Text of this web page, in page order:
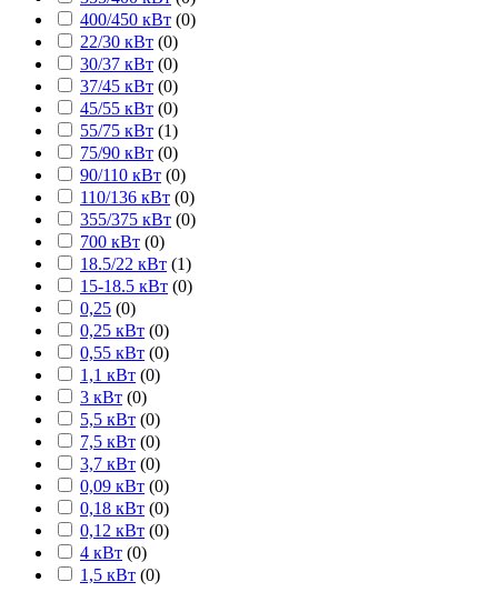
400/450 кВт (0)
22/30 кВт (0)
30/37 кВт (0)
37/45 кВт (0)
45/55 кВт (0)
55/75 кВт (1)
75/90 кВт (0)
90/110 кВт (0)
110/136 кВт (0)
355/375 кВт (0)
700 кВт (0)
18.5/22 кВт (1)
15-18.5 кВт (0)
0,25 (0)
0,25 кВт (0)
0,55 кВт (0)
1,1 кВт (0)
3 кВт (0)
5,5 кВт (0)
7,5 кВт (0)
3,7 кВт (0)
0,09 кВт (0)
0,18 кВт (0)
0,12 кВт (0)
4 кВт (0)
1,5 кВт (0)